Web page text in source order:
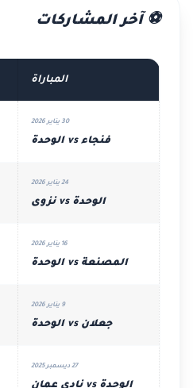
⚽ آخر المشاركات
المباراة
30 يناير 2026
فنجاء vs الوحدة
24 يناير 2026
الوحدة vs نزوى
16 يناير 2026
المصنعة vs الوحدة
9 يناير 2026
جعلان vs الوحدة
27 ديسمبر 2025
الوحدة vs نادي عمان